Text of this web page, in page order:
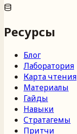
Ресурсы
Блог
Лаборатория
Карта чтения
Материалы
Гайды
Навыки
Стратагемы
Притчи